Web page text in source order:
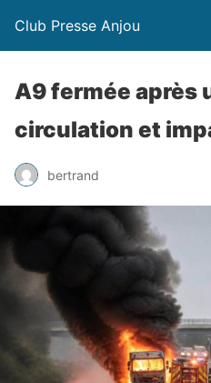
Club Presse Anjou
A9 fermée après
circulation et
bertrand